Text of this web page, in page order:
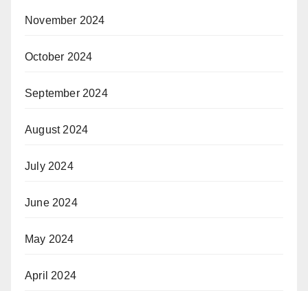
November 2024
October 2024
September 2024
August 2024
July 2024
June 2024
May 2024
April 2024